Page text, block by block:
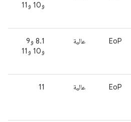
و10 و11
EoP عالية
8.1 و9
و10 و11
EoP عالية 11